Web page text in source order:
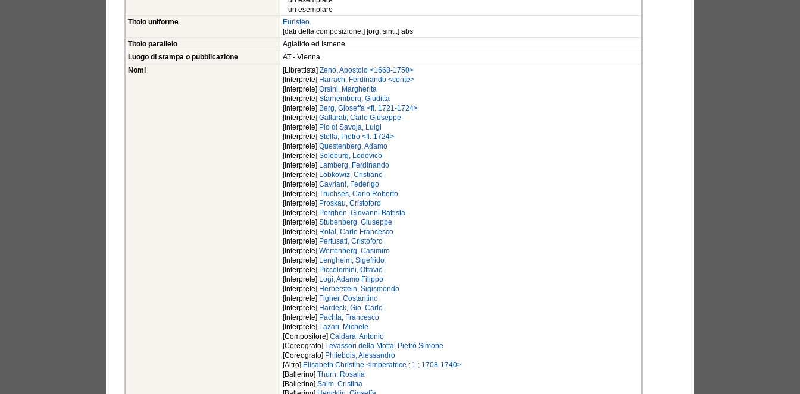
un esemplare
Titolo uniforme
Euristeo.
[dati della composizione:] [org. sint.:] abs
Titolo parallelo
Aglatido ed Ismene
Luogo di stampa o pubblicazione
AT - Vienna
Nomi
[Librettista] Zeno, Apostolo <1668-1750>
[Interprete]
Harrach, Ferdinando <conte>
[Interprete] Orsini, Margherita
[Interprete] Starhemberg, Giuditta
[Interprete]
Berg, Gioseffa <fl. 1721-1724>
[Interprete] Gallarati, Carlo Giuseppe
[Interprete]
Pio di Savoja, Luigi
[Interprete] Stella, Pietro <fl. 1724>
[Interprete] Questenberg, Adamo
[Interprete] Soleburg, Lodovico
[Interprete]
Lamberg, Ferdinando
[Interprete]
Lobkowiz, Cristiano
[Interprete] Cavriani, Federigo
[Interprete]
Truchses, Carlo Roberto
[Interprete]
Proskau, Cristoforo
[Interprete]
Perghen, Giovanni Battista
[Interprete] Stubenberg, Giuseppe
[Interprete]
Rotal, Carlo Francesco
[Interprete]
Pertusati, Cristoforo
[Interprete] Wertenberg, Casimiro
[Interprete]
Lengheim, Sigefrido
[Interprete]
Piccolomini, Ottavio
[Interprete]
Logi, Adamo Filippo
[Interprete]
Herberstein, Sigismondo
[Interprete]
Figher, Costantino
[Interprete]
Hardeck, Gio. Carlo
[Interprete]
Pachta, Francesco
[Interprete]
Lazari, Michele
[Compositore] Caldara, Antonio
[Coreografo]
Levassori della Motta, Pietro Simone
[Coreografo]
Philebois, Alessandro
[Altro]
Elisabeth Christine <imperatrice ; 1 ; 1708-1740>
[Ballerino]
Thurn, Rosalia
[Ballerino] Salm, Cristina